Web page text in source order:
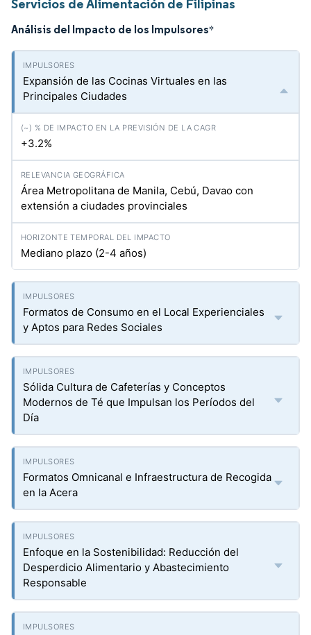
Servicios de Alimentación de Filipinas
Análisis del Impacto de los Impulsores*
Expansión de las Cocinas Virtuales en las
Principales Ciudades
+3.2%
Área Metropolitana de Manila, Cebú, Davao con
extensión a ciudades provinciales
Mediano plazo (2-4 años)
Formatos de Consumo en el Local Experienciales
y Aptos para Redes Sociales
Sólida Cultura de Cafeterías y Conceptos
Modernos de Té que Impulsan los Períodos del
Día
Formatos Omnicanal e Infraestructura de Recogida
en la Acera
Enfoque en la Sostenibilidad: Reducción del
Desperdicio Alimentario y Abastecimiento
Responsable